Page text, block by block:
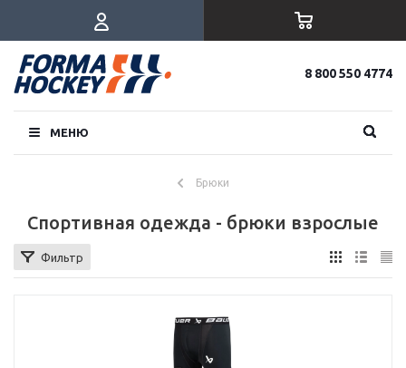
8 800 550 4774
МЕНЮ
Брюки
Спортивная одежда - брюки взрослые
Фильтр